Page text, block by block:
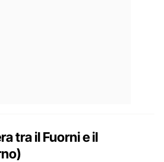
tra il Fuorni e il